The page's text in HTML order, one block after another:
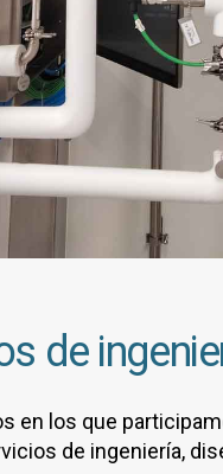
de
en los que
de ingeniería,